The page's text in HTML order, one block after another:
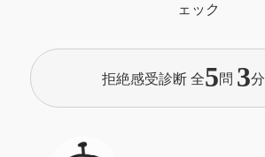
ェック
拒絶感受診断 全5問 3分